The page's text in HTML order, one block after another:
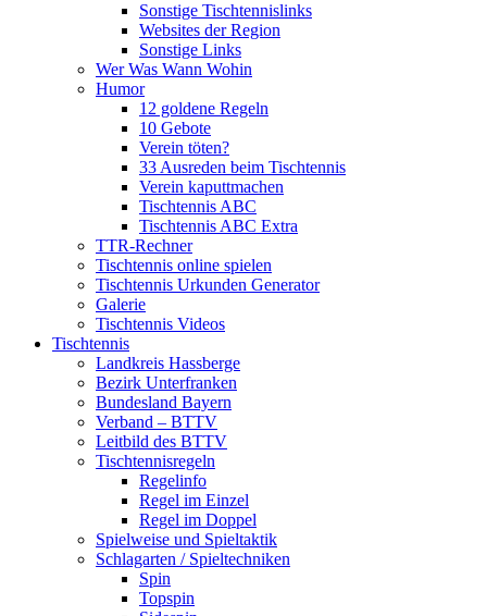
Sonstige Tischtennislinks
Websites der Region
Sonstige Links
Wer Was Wann Wohin
Humor
12 goldene Regeln
10 Gebote
Verein töten?
33 Ausreden beim Tischtennis
Verein kaputtmachen
Tischtennis ABC
Tischtennis ABC Extra
TTR-Rechner
Tischtennis online spielen
Tischtennis Urkunden Generator
Galerie
Tischtennis Videos
Tischtennis
Landkreis Hassberge
Bezirk Unterfranken
Bundesland Bayern
Verband – BTTV
Leitbild des BTTV
Tischtennisregeln
Regelinfo
Regel im Einzel
Regel im Doppel
Spielweise und Spieltaktik
Schlagarten / Spieltechniken
Spin
Topspin